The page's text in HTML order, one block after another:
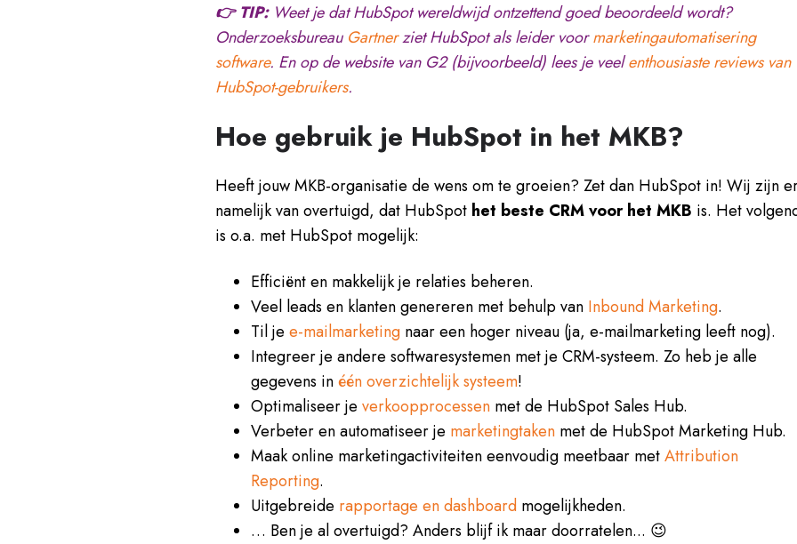
👉 TIP: Weet je dat HubSpot wereldwijd ontzettend goed beoordeeld wordt?
Onderzoeksbureau Gartnerziet HubSpot als leider voormarketingautomatisering
software. En op de website van G2 (bijvoorbeeld) lees je veelenthousiaste reviews van
HubSpot-gebruikers.
Hoe gebruik je HubSpot in het MKB?
Heeft jouw MKB-organisatie de wens om te groeien? Zet dan HubSpot in! Wij zijn
namelijk van overtuigd, dat HubSpot het beste CRM voor het MKB is. Het
is o.a. met HubSpot mogelijk:
Efficiënt en makkelijk je relaties beheren.
Veel leads en klanten genereren met behulp van Inbound Marketing.
Til jee-mailmarketing naar een hoger niveau (ja, e-mailmarketing leeft nog).
Integreer je andere softwaresystemen met je CRM-systeem. Zo heb je alle
gegevens inéén overzichtelijk systeem!
Optimaliseer jeverkoopprocessen met de HubSpot Sales Hub.
Verbeter en automatiseer je marketingtaken met de HubSpot Marketing Hub.
Maak online marketingactiviteiten eenvoudig meetbaar metAttribution
Reporting.
Uitgebreide rapportage en dashboard mogelijkheden.
… Ben je al overtuigd? Anders blijf ik maar doorratelen... 😉